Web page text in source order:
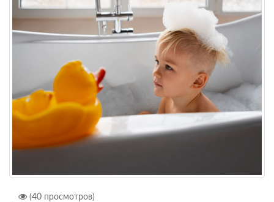
(40 просмотров)